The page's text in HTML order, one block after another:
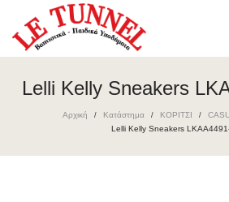
Lelli Kelly Sneakers
Αρχική / Κατάστημα / ΚΟΡΙΤΣΙ /
Lelli Kelly Sneakers